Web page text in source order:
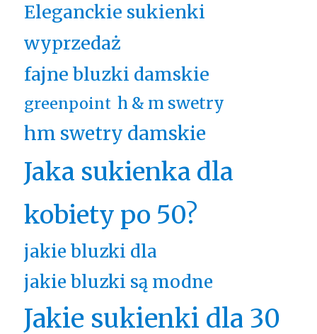
Eleganckie sukienki
wyprzedaż
fajne bluzki damskie
greenpoint h & m swetry
hm swetry damskie
Jaka sukienka dla
kobiety po 50?
jakie bluzki dla
jakie bluzki są modne
Jakie sukienki dla 30